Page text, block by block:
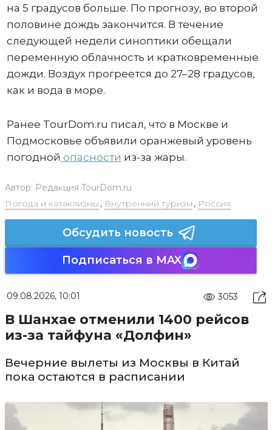
на 5 градусов больше. По прогнозу, во второй
половине дождь закончится. В течение
следующей недели синоптики обещали
переменную облачность и кратковременные
дожди. Воздух прогреется до 27–28 градусов,
как и вода в море.
Ранее TourDom.ru писал, что в Москве и
Подмосковье объявили оранжевый уровень
погодной опасности из-за жары.
Автор: Редакция TourDom.ru
Погода и катаклизмы , Внутренний туризм , Россия
Обсудить новость
Подписаться в MAX
09.08.2026, 10:01 3053
В Шанхае отменили 1400 рейсов
из-за тайфуна «Долфин»
Вечерние вылеты из Москвы в Китай
пока остаются в расписании